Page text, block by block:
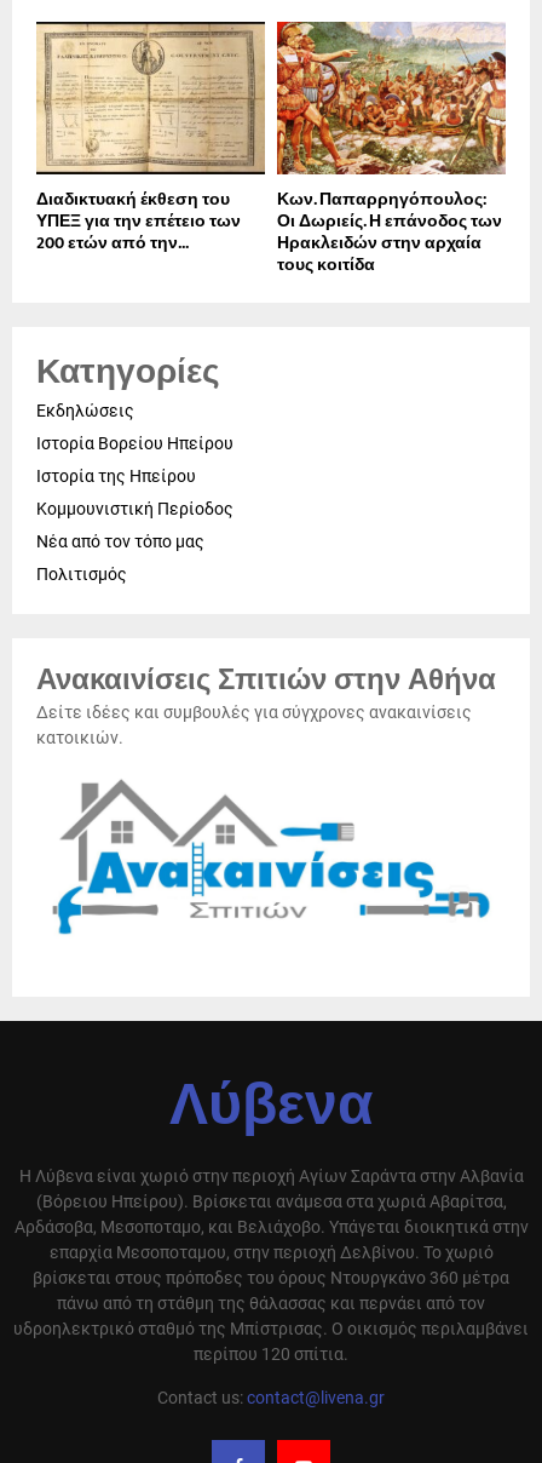
Διαδικτυακή έκθεση του
ΥΠΕΞ για την επέτειο των
200 ετών από την...
Κων. Παπαρρηγόπουλος:
Οι Δωριείς. Η επάνοδος των
Ηρακλειδών στην αρχαία
τους κοιτίδα
Κατηγορίες
Εκδηλώσεις
Ιστορία Βορείου Ηπείρου
Ιστορία της Ηπείρου
Κομμουνιστική Περίοδος
Νέα από τον τόπο μας
Πολιτισμός
Ανακαινίσεις Σπιτιών στην Αθήνα
Δείτε ιδέες και συμβουλές για σύγχρονες ανακαινίσεις
κατοικιών.
Λύβενα
Η Λύβενα είναι χωριό στην περιοχή Αγίων Σαράντα στην Αλβανία
(Βόρειου Ηπείρου). Βρίσκεται ανάμεσα στα χωριά Αβαρίτσα,
Αρδάσοβα, Μεσοποταμο, και Βελιάχοβο. Υπάγεται διοικητικά στην
επαρχία Μεσοποταμου, στην περιοχή Δελβίνου. Το χωριό
βρίσκεται στους πρόποδες του όρους Ντουργκάνο 360 μέτρα
πάνω από τη στάθμη της θάλασσας και περνάει από τον
υδροηλεκτρικό σταθμό της Μπίστρισας. Ο οικισμός περιλαμβάνει
περίπου 120 σπίτια.
Contact us:contact@livena.gr